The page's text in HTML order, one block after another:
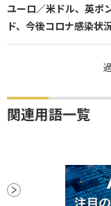
ユーロ／米ドル、英ポ
ド、今後コロナ感染状
関連用語一覧